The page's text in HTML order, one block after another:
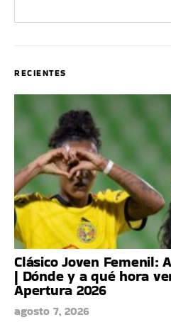
RECIENTES
Clásico Joven Femenil:
| Dónde y a qué hora
Apertura 2026
agosto 7, 2026